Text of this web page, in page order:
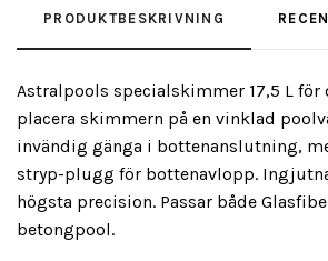
PRODUKTBESKRIVNING
Astralpools specialskimmer 17,5 L
placera skimmern på en vinklad
invändig gänga i bottenanslutning,
stryp-plugg för bottenavlopp.
högsta precision. Passar både
betongpool.